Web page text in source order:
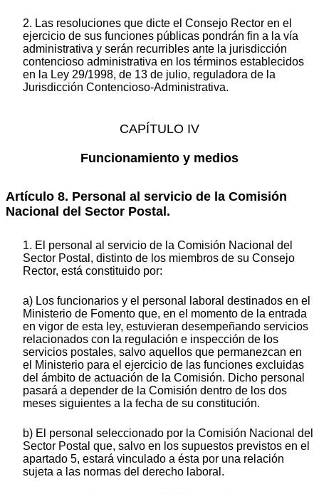
2. Las resoluciones que dicte el Consejo Rector en el
ejercicio de sus funciones públicas pondrán fin a la vía
administrativa y serán recurribles ante la jurisdicción
contencioso administrativa en los términos establecidos
en la Ley 29/1998, de 13 de julio, reguladora de la
Jurisdicción Contencioso-Administrativa.
CAPÍTULO IV
Funcionamiento y medios
Artículo 8. Personal al servicio de la Comisión
Nacional del Sector Postal.
1. El personal al servicio de la Comisión Nacional del
Sector Postal, distinto de los miembros de su Consejo
Rector, está constituido por:
a) Los funcionarios y el personal laboral destinados en el
Ministerio de Fomento que, en el momento de la entrada
en vigor de esta ley, estuvieran desempeñando servicios
relacionados con la regulación e inspección de los
servicios postales, salvo aquellos que permanezcan en
el Ministerio para el ejercicio de las funciones excluidas
del ámbito de actuación de la Comisión. Dicho personal
pasará a depender de la Comisión dentro de los dos
meses siguientes a la fecha de su constitución.
b) El personal seleccionado por la Comisión Nacional del
Sector Postal que, salvo en los supuestos previstos en el
apartado 5, estará vinculado a ésta por una relación
sujeta a las normas del derecho laboral.